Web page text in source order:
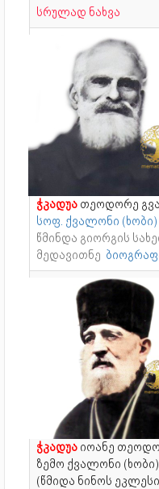
სრულად ნახვა
ჭკადუა თეოდორე
სოფ. ქვალონი (ხობი)
წმინდა გიორგის
მედავითნე
ჭკადუა იოანე
ზემო ქვალონი (ხობი)
(წმიდა ნინოს